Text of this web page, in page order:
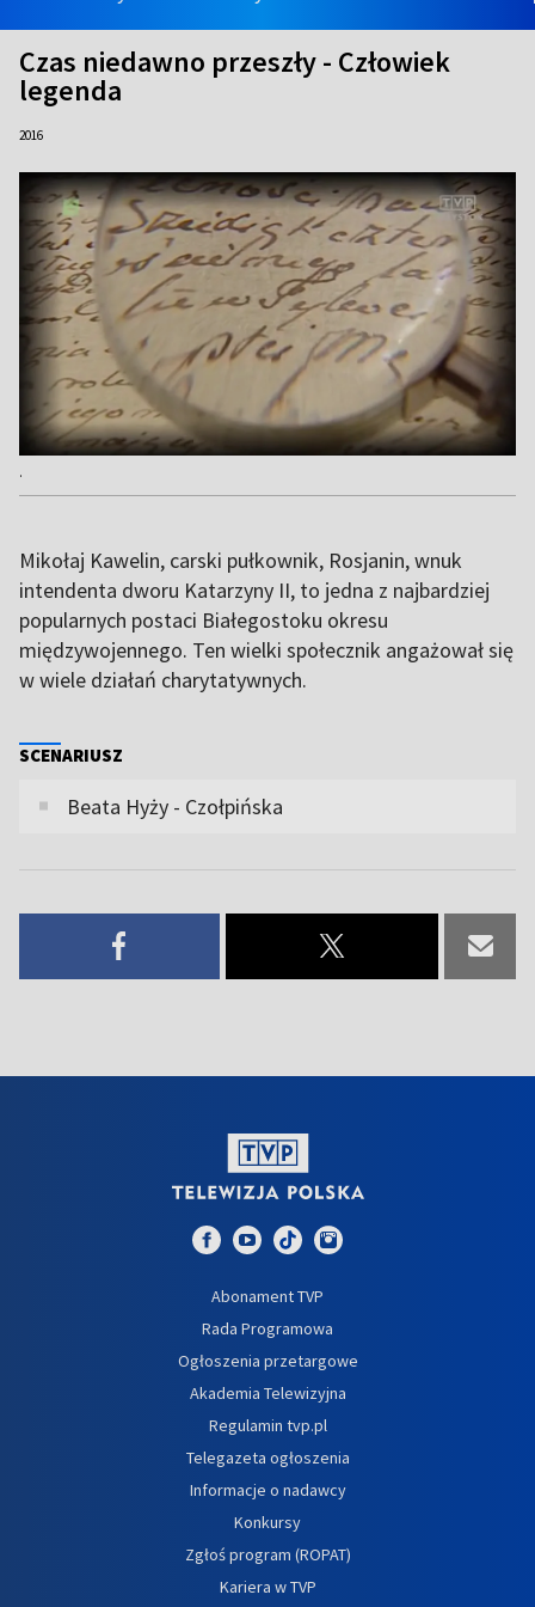
Czas niedawno przeszły - Człowiek
legenda
2016
.
Mikołaj Kawelin, carski pułkownik, Rosjanin, wnuk
intendenta dworu Katarzyny II, to jedna z najbardziej
popularnych postaci Białegostoku okresu
międzywojennego. Ten wielki społecznik angażował się
w wiele działań charytatywnych.
SCENARIUSZ
Beata Hyży - Czołpińska
Abonament TVP
Rada Programowa
Ogłoszenia przetargowe
Akademia Telewizyjna
Regulamin tvp.pl
Telegazeta ogłoszenia
Informacje o nadawcy
Konkursy
Zgłoś program (ROPAT)
Kariera w TVP